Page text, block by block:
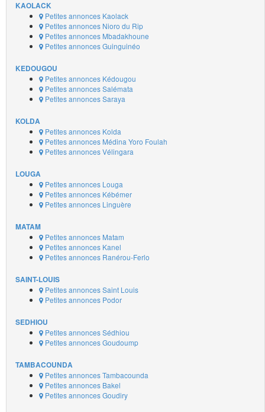
KAOLACK
Petites annonces Kaolack
Petites annonces Nioro du Rip
Petites annonces Mbadakhoune
Petites annonces Guinguinéo
KEDOUGOU
Petites annonces Kédougou
Petites annonces Salémata
Petites annonces Saraya
KOLDA
Petites annonces Kolda
Petites annonces Médina Yoro Foulah
Petites annonces Vélingara
LOUGA
Petites annonces Louga
Petites annonces Kébémer
Petites annonces Linguère
MATAM
Petites annonces Matam
Petites annonces Kanel
Petites annonces Ranérou-Ferlo
SAINT-LOUIS
Petites annonces Saint Louis
Petites annonces Podor
SEDHIOU
Petites annonces Sédhiou
Petites annonces Goudoump
TAMBACOUNDA
Petites annonces Tambacounda
Petites annonces Bakel
Petites annonces Goudiry